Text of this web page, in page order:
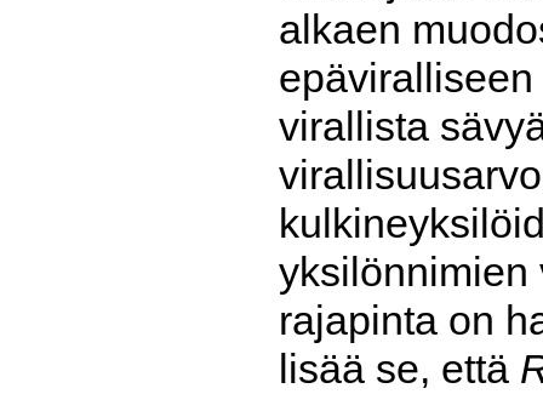
alkaen
virallista
yksilönnimien
rajapinta on
lisää se, että